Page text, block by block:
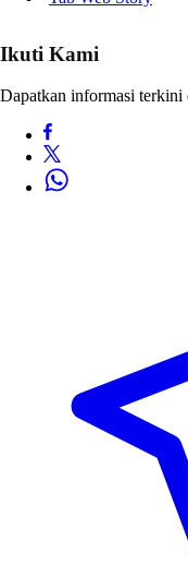
Ikuti Kami
Dapatkan informasi terkini